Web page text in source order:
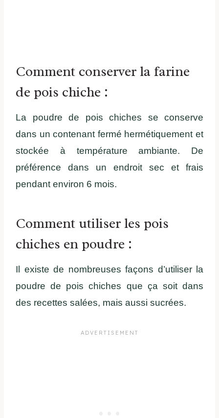
Comment conserver la farine
de pois chiche :
La poudre de pois chiches se conserve
dans un contenant fermé hermétiquement et
stockée à température ambiante. De
préférence dans un endroit sec et frais
pendant environ 6 mois.
Comment utiliser les pois
chiches en poudre :
Il existe de nombreuses façons d’utiliser la
poudre de pois chiches que ça soit dans
des recettes salées, mais aussi sucrées.